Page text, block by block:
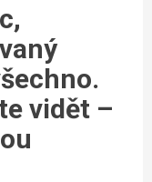
vidět –